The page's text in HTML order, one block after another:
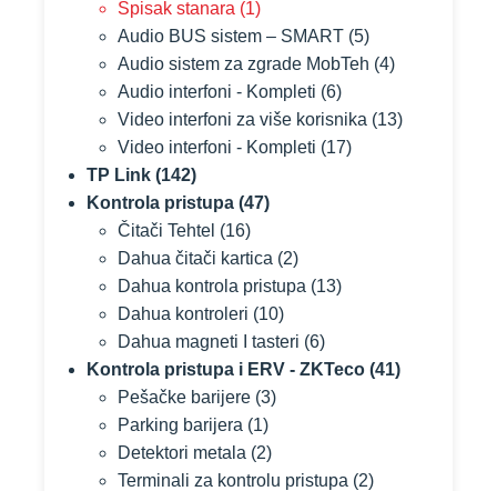
Spisak stanara (1)
Audio BUS sistem – SMART (5)
Audio sistem za zgrade MobTeh (4)
Audio interfoni - Kompleti (6)
Video interfoni za više korisnika (13)
Video interfoni - Kompleti (17)
TP Link (142)
Kontrola pristupa (47)
Čitači Tehtel (16)
Dahua čitači kartica (2)
Dahua kontrola pristupa (13)
Dahua kontroleri (10)
Dahua magneti I tasteri (6)
Kontrola pristupa i ERV - ZKTeco (41)
Pešačke barijere (3)
Parking barijera (1)
Detektori metala (2)
Terminali za kontrolu pristupa (2)